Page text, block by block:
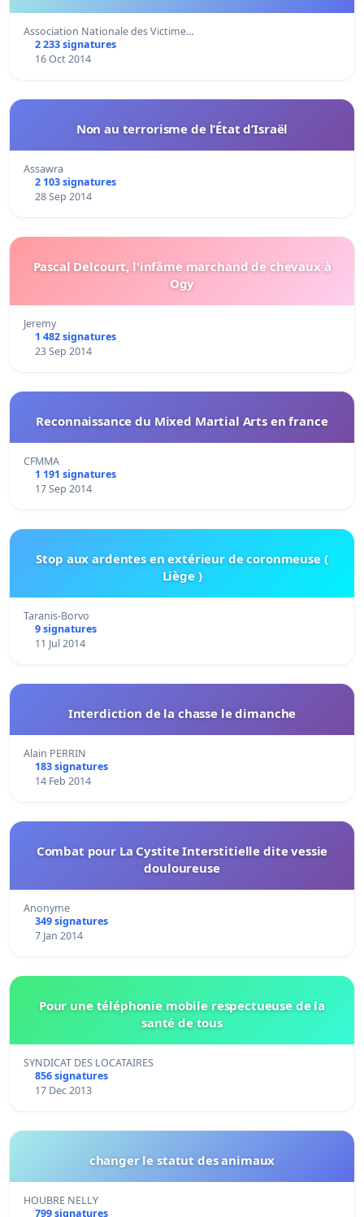
Association Nationale des Victime…
2 233 signatures
16 Oct 2014
Non au terrorisme de l’État d’Israël
Assawra
2 103 signatures
28 Sep 2014
Pascal Delcourt, l'infâme marchand de chevaux à
Ogy
Jeremy
1 482 signatures
23 Sep 2014
Reconnaissance du Mixed Martial Arts en france
CFMMA
1 191 signatures
17 Sep 2014
Stop aux ardentes en extérieur de coronmeuse (
Liège )
Taranis-Borvo
9 signatures
11 Jul 2014
Interdiction de la chasse le dimanche
Alain PERRIN
183 signatures
14 Feb 2014
Combat pour La Cystite Interstitielle dite vessie
douloureuse
Anonyme
349 signatures
7 Jan 2014
Pour une téléphonie mobile respectueuse de la
santé de tous
SYNDICAT DES LOCATAIRES
856 signatures
17 Dec 2013
changer le statut des animaux
HOUBRE NELLY
799 signatures